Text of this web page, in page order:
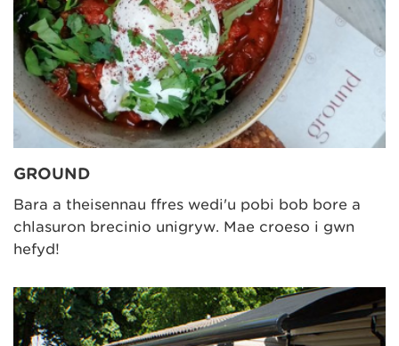
GROUND
Bara a theisennau ffres wedi'u pobi bob bore a
chlasuron brecinio unigryw. Mae croeso i gŵn
hefyd!